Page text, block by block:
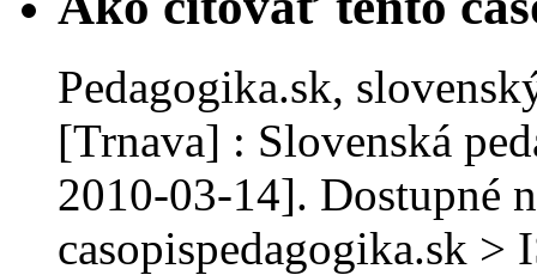
Pedagogika.sk,
[Trnava] : Slovenská
2010-03-14]. Dostupné
casopispedagogika.sk >